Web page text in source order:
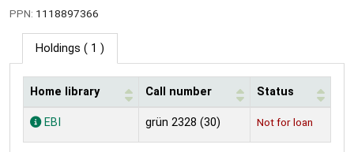
PPN: 1118897366
Holdings ( 1 )
Holdings
Home library Call number Status
EBI grün 2328 (30) Not for loan